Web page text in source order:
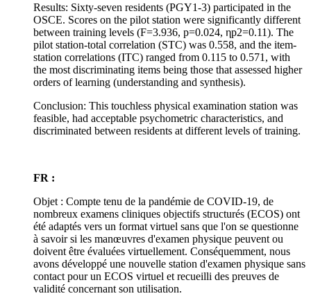
Results: Sixty-seven residents (PGY1-3) participated in the
OSCE. Scores on the pilot station were significantly different
between training levels (F=3.936, p=0.024, ηp2=0.11). The
pilot station-total correlation (STC) was 0.558, and the item-
station correlations (ITC) ranged from 0.115 to 0.571, with
the most discriminating items being those that assessed higher
orders of learning (understanding and synthesis).
Conclusion: This touchless physical examination station was
feasible, had acceptable psychometric characteristics, and
discriminated between residents at different levels of training.
FR :
Objet : Compte tenu de la pandémie de COVID-19, de
nombreux examens cliniques objectifs structurés (ECOS) ont
été adaptés vers un format virtuel sans que l'on se questionne
à savoir si les manœuvres d'examen physique peuvent ou
doivent être évaluées virtuellement. Conséquemment, nous
avons développé une nouvelle station d'examen physique sans
contact pour un ECOS virtuel et recueilli des preuves de
validité concernant son utilisation.